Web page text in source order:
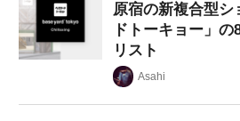
原宿の新複合型シ
ドトーキョー」
リスト
Asahi